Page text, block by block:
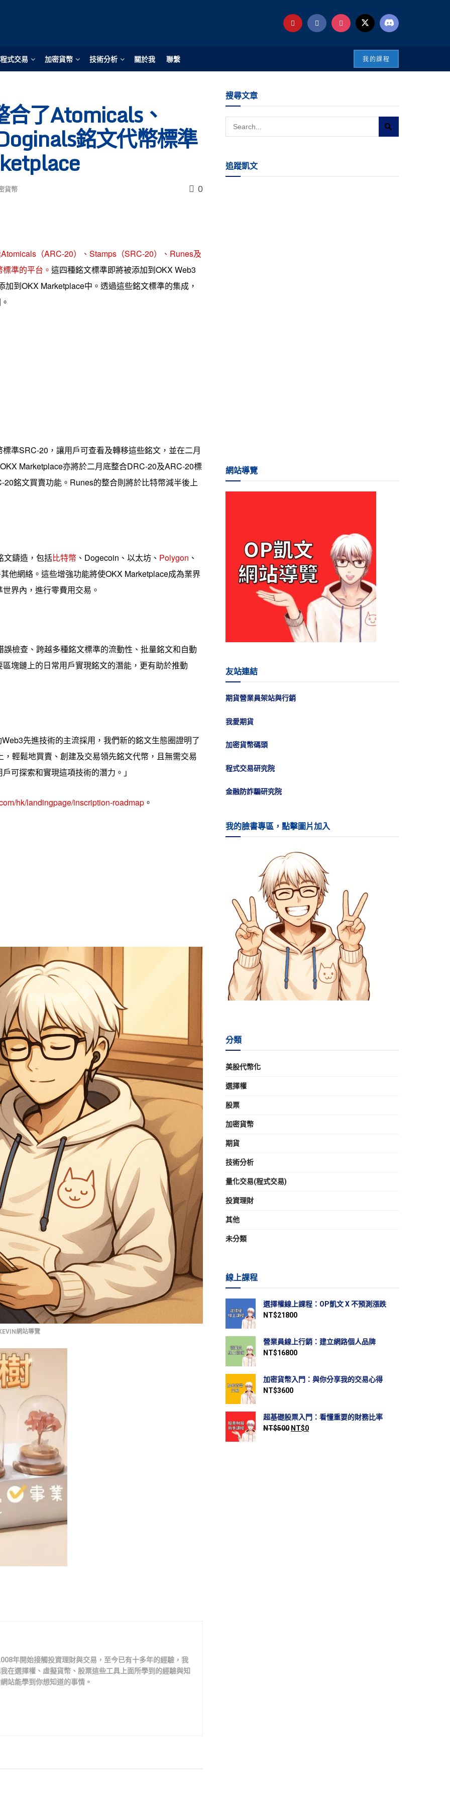
程式交易 加密貨幣 技術分析 關於我 聯繫 我的課程
了Atomicals、
銘文代幣標準
貨幣 0
（ARC-20）、Stamps（SRC-20）、Runes及
準的平台。 這四種銘文標準即將被添加到OKX Web3
到OKX Marketplace中。透過這些銘文標準的集成，
準SRC-20，讓用戶可查看及轉移這些銘文，並在二月
Marketplace亦將於二月底整合DRC-20及ARC-20標
銘文買賣功能。Runes的整合則將於比特幣減半後上
文鑄造，包括比特幣 、Dogecoin、以太坊、 Polygon 、
他網絡。這些增強功能將使OKX Marketplace成為業界
界內，進行零費用交易。
檢查、跨越多種銘文標準的流動性、批量銘文和自動
塊鏈上的日常用戶實現銘文的潛能，更有助於推動
先進技術的主流採用，我們新的銘文生態圈證明了
輕鬆地買賣、創建及交易領先銘文代幣，且無需交易
可探索和實現這項技術的潛力。」
hk/landingpage/inscription-roadmap 。
網站導覽
年開始接觸投資理財與交易，至今已有十多年的經驗，我
在選擇權、虛擬貨幣、股票這些工具上面所學到的經驗與知
站能學到你想知道的事情。
搜尋文章
追蹤凱文
網站導覽
友站連結
期貨營業員架站與行銷
我愛期貨
加密貨幣碼頭
程式交易研究院
金融防詐騙研究院
我的臉書專區，點擊圖片加入
分類
美股代幣化
選擇權
股票
加密貨幣
期貨
技術分析
量化交易(程式交易)
投資理財
其他
未分類
線上課程
選擇權線上課程：OP凱文 X 不預測漲跌
NT$21800
營業員線上行銷：建立網路個人品牌
NT$16800
加密貨幣入門：與你分享我的交易心得
NT$3600
超基礎股票入門：看懂重要的財務比率
NT$500 NT$0